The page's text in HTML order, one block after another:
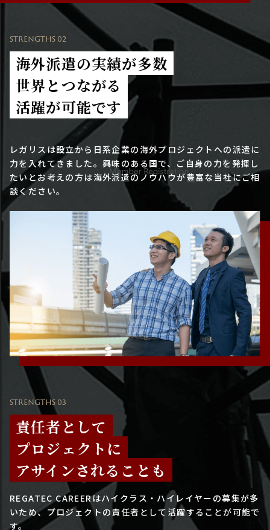
STRENGTHS 02
海外派遣の実績が多数
世界とつながる
活躍が可能です
レガリスは設立から日系企業の海外プロジェクトへの派遣に
力を入れてきました。興味のある国で、ご自身の力を発揮し
たいとお考えの方は海外派遣のノウハウが豊富な当社にご相
談ください。
STRENGTHS 03
責任者として
プロジェクトに
アサインされることも
REGATEC CAREERはハイクラス・ハイレイヤーの募集が多
いため、プロジェクトの責任者として活躍することが可能で
す。